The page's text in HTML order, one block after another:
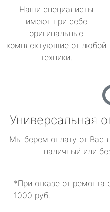
Наши специалисты
имеют при себе
оригинальные
комплектующие от любой
техники.
Универсальная
Мы берем оплату от Вас
наличный или
*При отказе от ремонта
1000 руб.